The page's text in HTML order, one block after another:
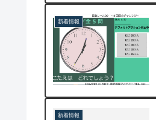
新着情報
新着情報